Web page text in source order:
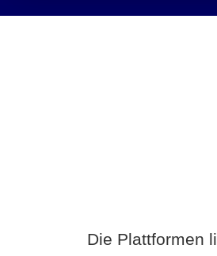
Die Plattformen